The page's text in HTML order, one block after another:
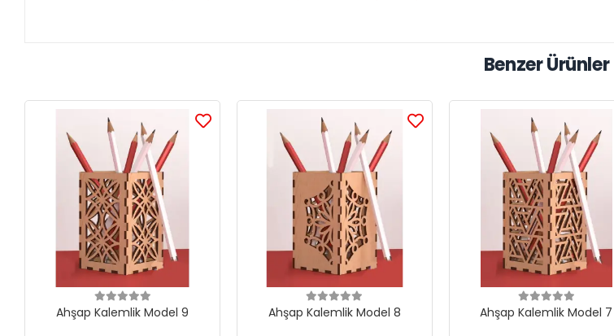
Benzer Ürünler
Ahşap Kalemlik Model 9 Ahşap Kalemlik Model 8 Ahşap Kalemlik Model 7